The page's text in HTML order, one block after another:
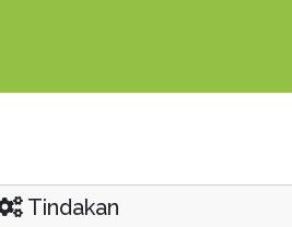
Tindakan